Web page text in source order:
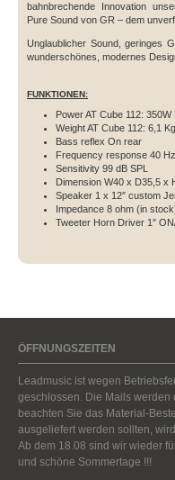
bahnbrechende Innovation
Pure Sound von GR – dem
Unglaublicher Sound, geringes
wunderschönes, modernes
FUNKTIONEN:
Power AT Cube 112:
WeightAT Cube 112: 6,1
Bass reflex On rear
Frequency response 40
Sensitivity 99 dB SPL
Dimension W40 x D35,5 x
Speaker 1 x 12″ custom
Impedance 8 ohm (in
Tweeter Horn Driver 1″
ÖFFNUNGSZEITEN
Leadmusic ist wegen
geschlossen. Die Mails
beachten Sie das Material-
ausgeliefert werden sollten,
Ab dem 18.08 sind wir wieder
und schöne Sommertage !!!